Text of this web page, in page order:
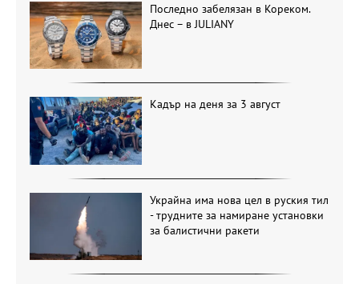
Последно забелязан в Кореком.
Днес – в JULIANY
Кадър на деня за 3 август
Украйна има нова цел в руския тил
- трудните за намиране установки
за балистични ракети